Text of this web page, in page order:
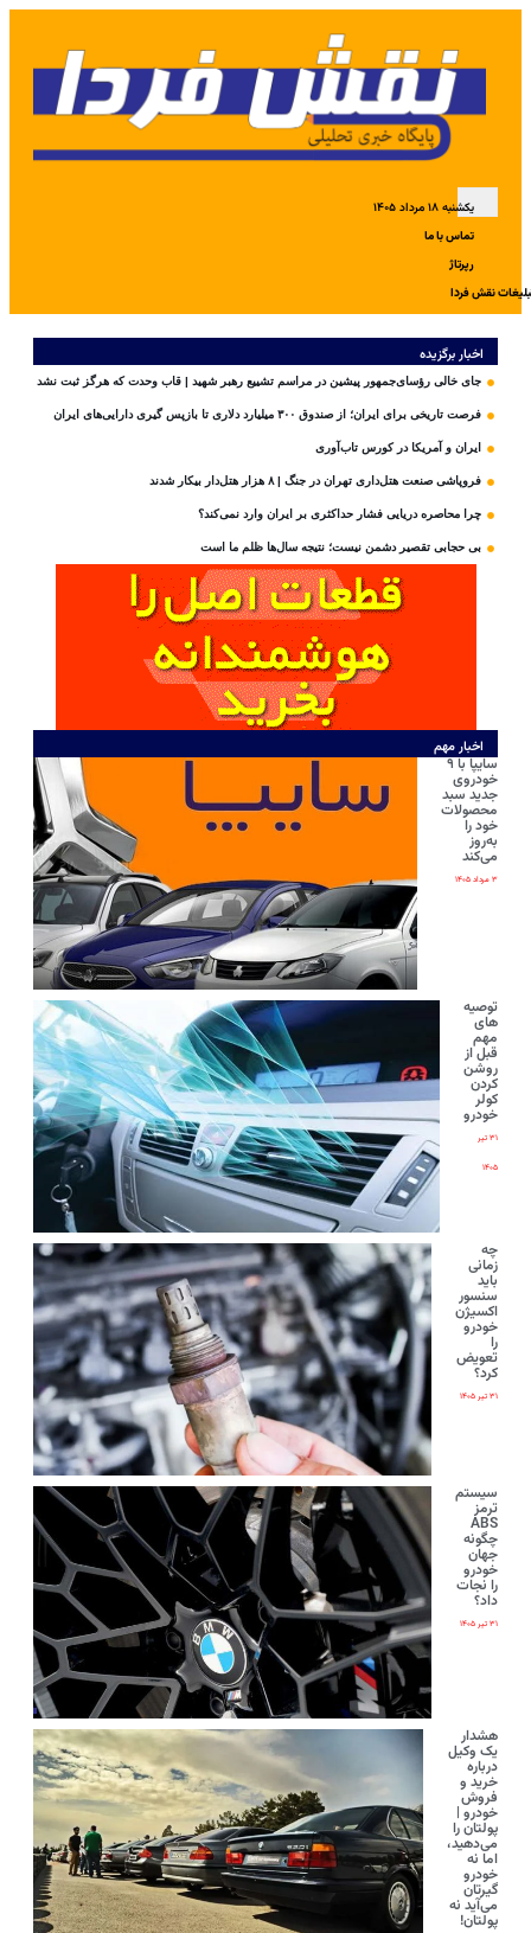
یکشنبه ۱۸ مرداد ۱۴۰۵
تماس با ما
رپرتاژ
نقش فردا
اخبار برگزیده
جای خالی رؤسای‌جمهور پیشین در مراسم تشییع رهبر شهید | قاب وحدت که هرگز ثبت نشد
فرصت تاریخی برای ایران؛ از صندوق ۳۰۰ میلیارد دلاری تا بازپس گیری دارایی‌های ایران
ایران و آمریکا در کورس تاب‌آوری
فروپاشی صنعت هتل‌داری تهران در جنگ | ۸ هزار هتل‌دار بیکار شدند
چرا محاصره دریایی فشار حداکثری بر ایران وارد نمی‌کند؟
بی‌ حجابی تقصیر دشمن نیست؛ نتیجه سال‌ها ظلم ما است
اخبار مهم
سایپا با ۹
خودروی
جدید سبد
محصولات
خود را
به‌روز
می‌کند
۳ مرداد ۱۴۰۵
توصیه
های
مهم
قبل از
روشن
کردن
کولر
خودرو
۳۱ تیر
۱۴۰۵
چه
زمانی
باید
سنسور
اکسیژن
خودرو
را
تعویض
کرد؟
۳۱ تیر ۱۴۰۵
سیستم
ترمز
ABS
چگونه
جهان
خودرو
را نجات
داد؟
۳۱ تیر ۱۴۰۵
هشدار
یک وکیل
درباره
خرید و
فروش
خودرو |
پولتان را
می‌دهید،
اما نه
خودرو
گیرتان
می‌آید نه
پولتان!